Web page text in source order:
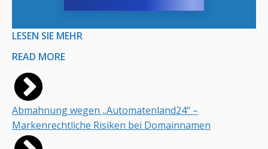
LESEN SIE MEHR
READ MORE
Abmahnung wegen „Automatenland24“ –
Markenrechtliche Risiken bei Domainnamen